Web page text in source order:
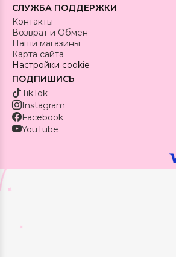
СЛУЖБА ПОДДЕРЖКИ
Контакты
Возврат и Обмен
Наши магазины
Карта сайта
Настройки cookie
ПОДПИШИСЬ
TikTok
Instagram
Facebook
YouTube